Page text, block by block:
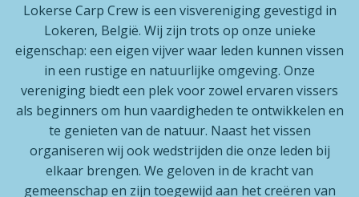
Lokerse Carp Crew is een visvereniging gevestigd in
Lokeren, België. Wij zijn trots op onze unieke
eigenschap: een eigen vijver waar leden kunnen vissen
in een rustige en natuurlijke omgeving. Onze
vereniging biedt een plek voor zowel ervaren vissers
als beginners om hun vaardigheden te ontwikkelen en
te genieten van de natuur. Naast het vissen
organiseren wij ook wedstrijden die onze leden bij
elkaar brengen. We geloven in de kracht van
gemeenschap en zijn toegewijd aan het creëren van